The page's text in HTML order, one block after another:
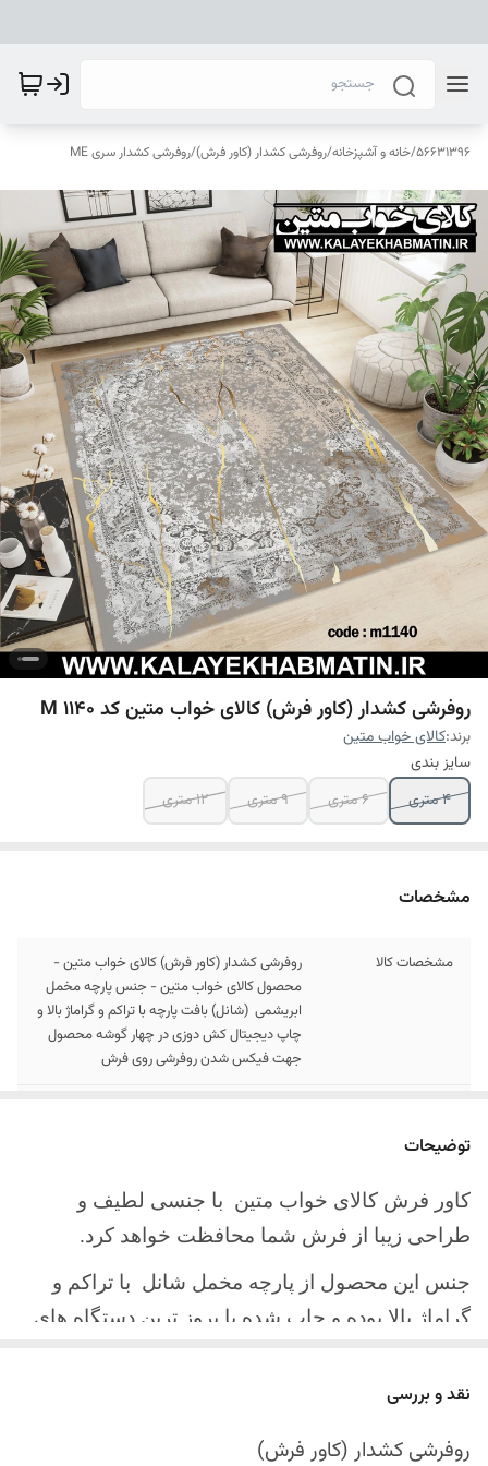
56631396
/خانه و آشپزخانه/روفرشی کشدار (کاور فرش)/روفرشی کشدار سری ME
روفرشی کشدار (کاور فرش) کالای خواب متین کد M 1140
برند:کالای خواب متین
سایز بندی
4 متری
6 متری 9 متری 12 متری
مشخصات
مشخصات کالا
روفرشی کشدار (کاور فرش) کالای خواب متین -
محصول کالای خواب متین - جنس پارچه مخمل
ابریشمی (شانل) بافت پارچه با تراکم و گراماژ بالا و
چاپ دیجیتال کش دوزی در چهار گوشه محصول
جهت فیکس شدن روفرشی روی فرش
ارسال کالا
آینده
توضیحات
کاور فرش کالای خواب متین با جنسی لطیف و
طراحی زیبا از فرش شما محافظت خواهد کرد.
جنس این محصول از پارچه مخمل شانل با تراکم و
گراماژ بالا بوده و چاپ شده با بروز ترین دستگاه های
چهار گوشه این محصول با کش باکیفیت دوخته‌شده
نقد و بررسی
روفرشی کشدار (کاور فرش)